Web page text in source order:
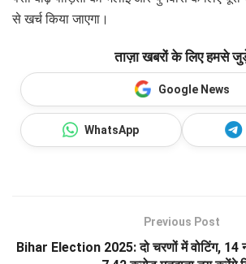
से खर्च किया जाएगा।
ताज़ा खबरों के लिए हमसे
Google News
WhatsApp
Previous Post
Bihar Election 2025: दो चरणों में वोटिंग, 14